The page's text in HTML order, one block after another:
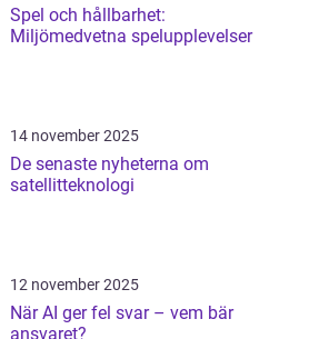
Spel och hållbarhet:
Miljömedvetna spelupplevelser
14 november 2025
De senaste nyheterna om
satellitteknologi
12 november 2025
När AI ger fel svar – vem bär
ansvaret?